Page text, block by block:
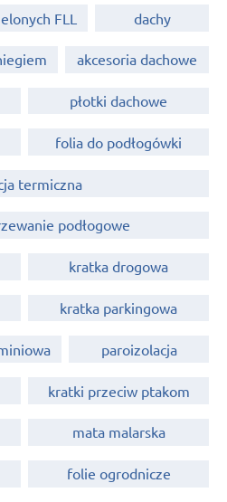
FLL dachy
akcesoria dachowe
płotki dachowe
folia do podłogówki
termiczna
podłogowe
kratka drogowa
kratka parkingowa
paroizolacja
kratki przeciw ptakom
mata malarska
folie ogrodnicze